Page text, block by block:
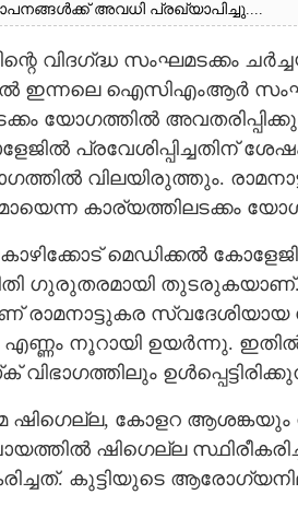
അവധി പ്രഖ്യാപിച്ചു....
വിദഗ്‌ദ്ധ സംഘമടക്കം
ഇന്നലെ ഐസിഎംആ‌ർ
യോഗത്തിൽ
പ്രവേശിപ്പിച്ചതിന്
വിലയിരുത്തും.
കാര്യത്തിലടക്കം
മെഡിക്കൽ
ഗുരുതരമായി
രാമനാട്ടുകര
എണ്ണം നൂറായി ഉയർന്നു.
ഷിഗെല്ല, കോളറ ആശങ്കയും
ഷിഗെല്ല
കുട്ടിയുടെ